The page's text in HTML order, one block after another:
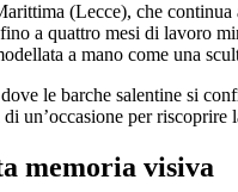
(Lecce), che
a quattro mesi di lavoro
a mano come una
le barche salentine si
un’occasione per riscoprire
memoria visiva